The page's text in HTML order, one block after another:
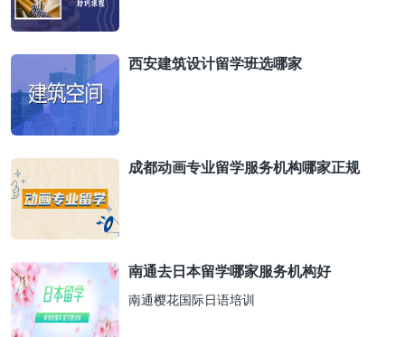
西安建筑设计留学班选哪家
成都动画专业留学服务机构哪家正规
南通去日本留学哪家服务机构好
南通樱花国际日语培训